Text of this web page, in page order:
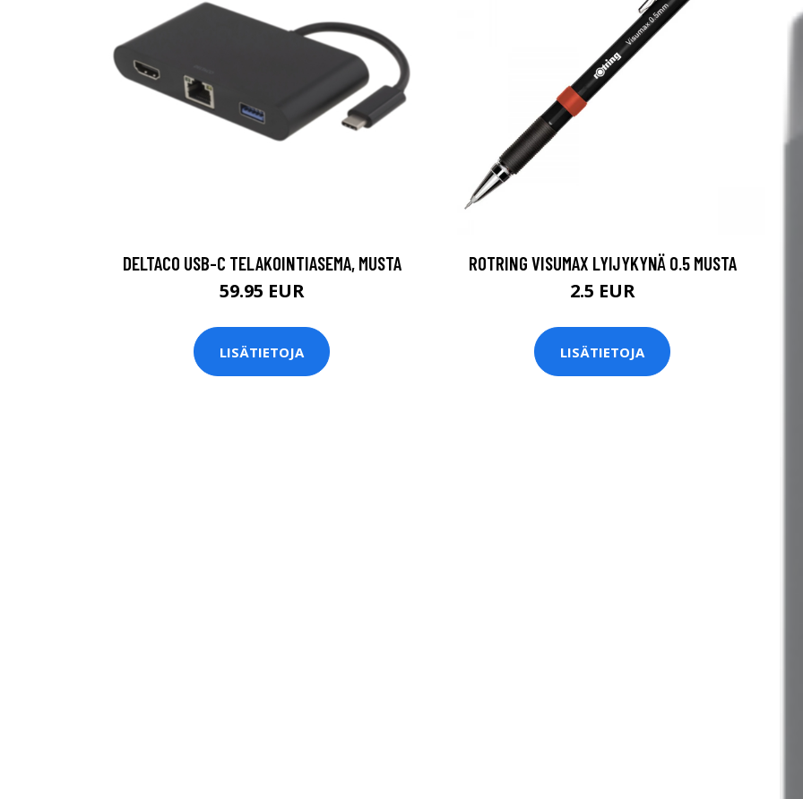
DELTACO USB-C TELAKOINTIASEMA, MUSTA
59.95 EUR
LISÄTIETOJA
ROTRING VISUMAX LYIJYKYNÄ 0.5 MUSTA
2.5 EUR
LISÄTIETOJA